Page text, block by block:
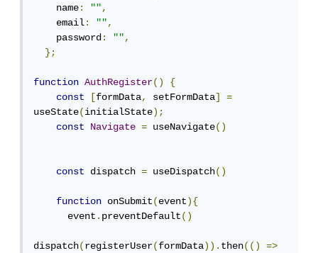
    name
: "",
    email
: "",
    password
: "",
};
function AuthRegister()
{
const
[formData, setFormData]
=
useState(initialState);
const
Navigate = useNavigate()
const dispatch = useDispatch()
function onSubmit(event){
      event
.preventDefault()
dispatch(registerUser(formData)).then(()
=>